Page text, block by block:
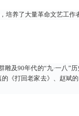
培养了大量革命文艺工作
及90年代的“九·一八”
《打回老家去》、赵斌